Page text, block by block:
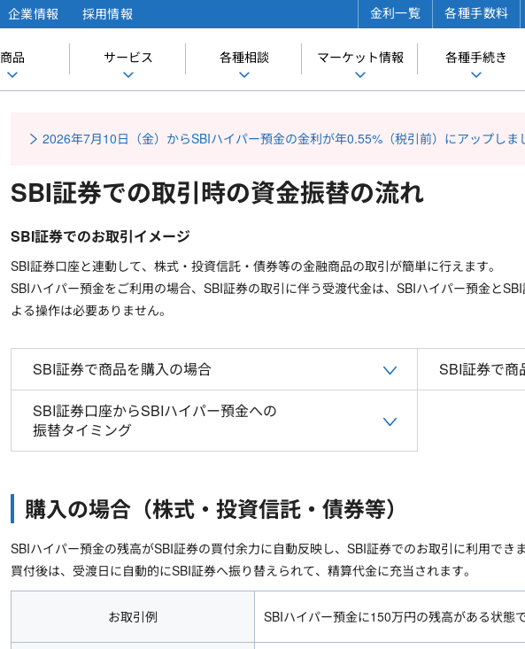
商品 サービス 各種相談 マーケット情報 各種手続き
企業情報 採用情報 金利一覧 各種手数料
2026年7月10日（金）からSBIハイパー預金の金利が年0.55%（税引前）にアップしま
SBI証券での取引時の資金振替の流れ
SBI証券でのお取引イメージ
SBI証券口座と連動して、株式・投資信託・債券等の金融商品の取引が簡単に行えます。
SBIハイパー預金をご利用の場合、SBI証券の取引に伴う受渡代金は、SBIハイパー預金と
よる操作は必要ありません。
SBI証券で商品を購入の場合 SBI証券で商
SBI証券口座からSBIハイパー預金への
振替タイミング
購入の場合（株式・投資信託・債券等）
SBIハイパー預金の残高がSBI証券の買付余力に自動反映し、SBI証券でのお取引に利用できま
買付後は、受渡日に自動的にSBI証券へ振り替えられて、精算代金に充当されます。
お取引例 SBIハイパー預金に150万円の残高がある状態